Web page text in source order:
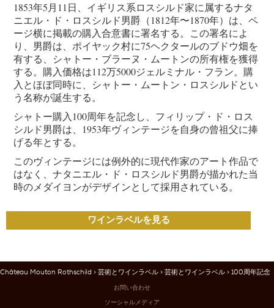
1853年5月11日、イギリス系ロスシルド家に属するナタ
ニエル・ド・ロスシルド男爵（1812年〜1870年）は、ペ
ージ横に掲載の購入合意書に署名する。この署名によ
り、男爵は、ポイヤック村に75ヘクタールのブドウ畑を
有する、シャトー・ブラーヌ・ムートンの所有権を獲得
する。購入価格は112万5000ジェルミナル・フラン。購
入とほぼ同時に、シャトー・ムートン・ロスシルドとい
う名称が誕生する。
シャトー購入100周年を記念し、フィリップ・ド・ロス
シルド男爵は、1953年ヴィンテージを自身の曾祖父に捧
げる年とする。
このヴィンテージには例外的に現代作家のアート作品で
はなく、ナタニエル・ド・ロスシルド男爵が描かれた当
時のメダイヨンがデザインとして採用されている。
ワインラベルを見る
Château Mouton Rothschild > 芸術とワインラベル > 芸術とワインラベル > 100周年記念
お問い合わせ
ソーシャルメディア